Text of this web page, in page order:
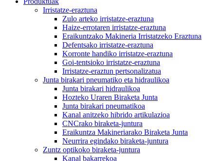
Irristatze-eraztuna
Zulo arteko irristatze-eraztuna
Haize-errotaren irristatze-eraztuna
Eraikuntzako Makineria Irristatzeko Eraztuna
Defentsako irristatze-eraztuna
Korronte handiko irristatze-eraztuna
Goi-tentsioko irristatze-eraztuna
Irristatze-eraztun pertsonalizatua
Junta birakari pneumatiko eta hidraulikoa
Junta birakari hidraulikoa
Hozteko Uraren Biraketa Junta
Junta birakari pneumatikoa
Kanal anitzeko hibrido artikulazioa
CNCrako biraketa-juntura
Eraikuntza Makineriarako Biraketa Junta
Neurrira egindako biraketa-juntura
Zuntz optikoko biraketa-juntura
Kanal bakarrekoa